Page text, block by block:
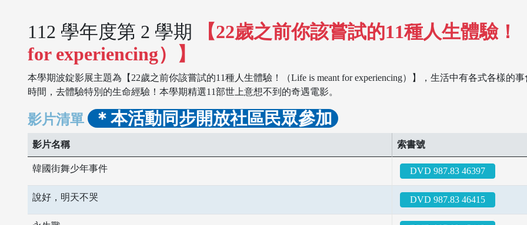
112 學年度第 2 學期
【22歲之前你該嘗試的11種人生體驗！
for experiencing）】
本學期波錠影展主題為【22歲之前你該嘗試的11種人生體驗！（Life is meant for experiencing）】，生活中有各式各樣的
時間，去體驗特別的生命經驗！本學期精選11部世上意想不到的奇遇電影。
影片清單 ＊本活動同步開放社區民眾參加
影片名稱 索書號
韓國街舞少年事件 DVD 987.83 46397
說好，明天不哭 DVD 987.83 46415